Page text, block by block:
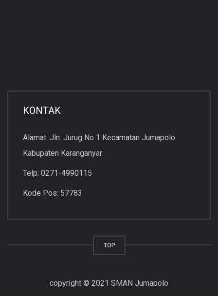
KONTAK
Alamat: Jln. Jurug No 1 Kecamatan Jumapolo
Kabupaten Karanganyar
Telp: 0271-4990115
Kode Pos: 57783
TOP
copyright © 2021 SMAN Jumapolo